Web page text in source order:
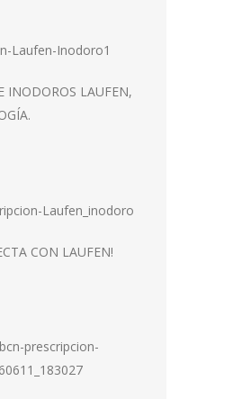
INODOROS LAUFEN,
CON LAUFEN!